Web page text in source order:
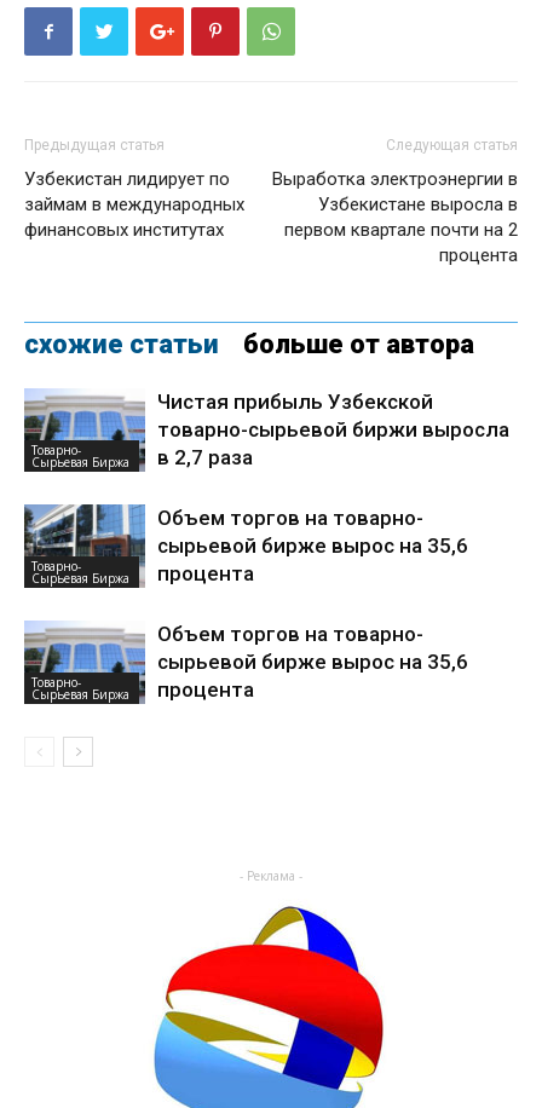
Предыдущая статья
Узбекистан лидирует по
займам в международных
финансовых институтах
Следующая статья
Выработка электроэнергии в
Узбекистане выросла в
первом квартале почти на 2
процента
схожие статьи больше от автора
Товарно-
Сырьевая Биржа
Чистая прибыль Узбекской
товарно-сырьевой биржи выросла
в 2,7 раза
Товарно-
Сырьевая Биржа
Объем торгов на товарно-
сырьевой бирже вырос на 35,6
процента
Товарно-
Сырьевая Биржа
Объем торгов на товарно-
сырьевой бирже вырос на 35,6
процента
- Реклама -